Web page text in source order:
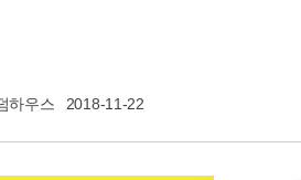
하우스 2018-11-22